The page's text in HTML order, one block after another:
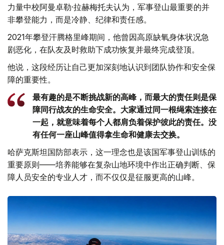
力量中校阿曼卓勒·拉赫梅托夫认为，军事登山最重要的并
非攀登能力，而是冷静、纪律和责任感。
2021年攀登汗腾格里峰期间，他曾因高原缺氧身体状况急
剧恶化，在队友及时救助下成功恢复并最终完成登顶。
他说，这段经历让自己更加深刻地认识到团队协作和安全保
障的重要性。
最有趣的是不断挑战新的高峰，而最大的责任则是保
障同行战友的生命安全。大家通过同一根绳索连接在
一起，就意味着每个人都肩负着保护彼此的责任。没
有任何一座山峰值得拿生命和健康去交换。
哈萨克斯坦国防部表示，这一理念也是该国军事登山训练的
重要原则——培养能够在复杂山地环境中作出正确判断、保
障人员安全的专业人才，而不仅仅是征服更高的山峰。